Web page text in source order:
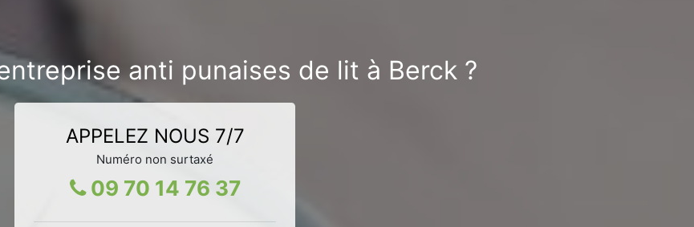
anti punaises de lit à Berck ?
APPELEZ NOUS 7/7
Numéro non surtaxé
09 70 14 76 37